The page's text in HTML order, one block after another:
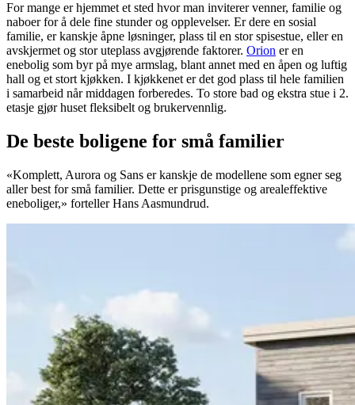
For mange er hjemmet et sted hvor man inviterer venner, familie og
naboer for å dele fine stunder og opplevelser. Er dere en sosial
familie, er kanskje åpne løsninger, plass til en stor spisestue, eller en
avskjermet og stor uteplass avgjørende faktorer. Orion er en
enebolig som byr på mye armslag, blant annet med en åpen og luftig
hall og et stort kjøkken. I kjøkkenet er det god plass til hele familien
i samarbeid når middagen forberedes. To store bad og ekstra stue i 2.
etasje gjør huset fleksibelt og brukervennlig.
De beste boligene for små familier
«Komplett, Aurora og Sans er kanskje de modellene som egner seg
aller best for små familier. Dette er prisgunstige og arealeffektive
eneboliger,» forteller Hans Aasmundrud.